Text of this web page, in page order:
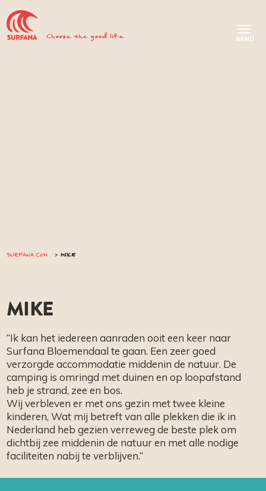
Choose the good life
SURFANA.COM MIKE
MIKE
“Ik kan het iedereen aanraden ooit een keer naar
Surfana Bloemendaal te gaan. Een zeer goed
verzorgde accommodatie middenin de natuur. De
camping is omringd met duinen en op loopafstand
heb je strand, zee en bos.
Wij verbleven er met ons gezin met twee kleine
kinderen, Wat mij betreft van alle plekken die ik in
Nederland heb gezien verreweg de beste plek om
dichtbij zee middenin de natuur en met alle nodige
faciliteiten nabij te verblijven.”